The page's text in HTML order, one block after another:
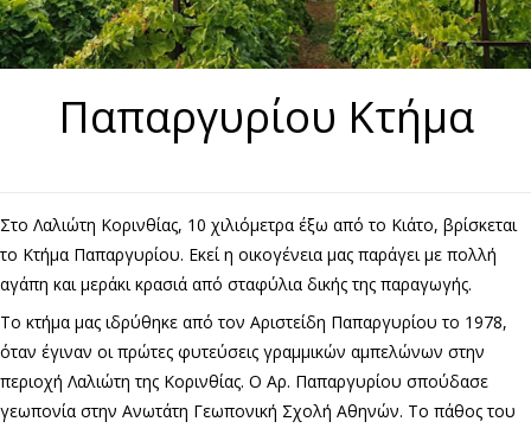
Παπαργυρίου Κτήμα
Στο Λαλιώτη Κορινθίας, 10 χιλιόμετρα έξω από το Κιάτο, βρίσκεται
το Κτήμα Παπαργυρίου. Εκεί η οικογένεια μας παράγει με πολλή
αγάπη και μεράκι κρασιά από σταφύλια δικής της παραγωγής.
Το κτήμα μας ιδρύθηκε από τον Αριστείδη Παπαργυρίου το 1978,
όταν έγιναν οι πρώτες φυτεύσεις γραμμικών αμπελώνων στην
περιοχή Λαλιώτη της Κορινθίας. Ο Αρ. Παπαργυρίου σπούδασε
γεωπονία στην Ανωτάτη Γεωπονική Σχολή Αθηνών. Το πάθος του